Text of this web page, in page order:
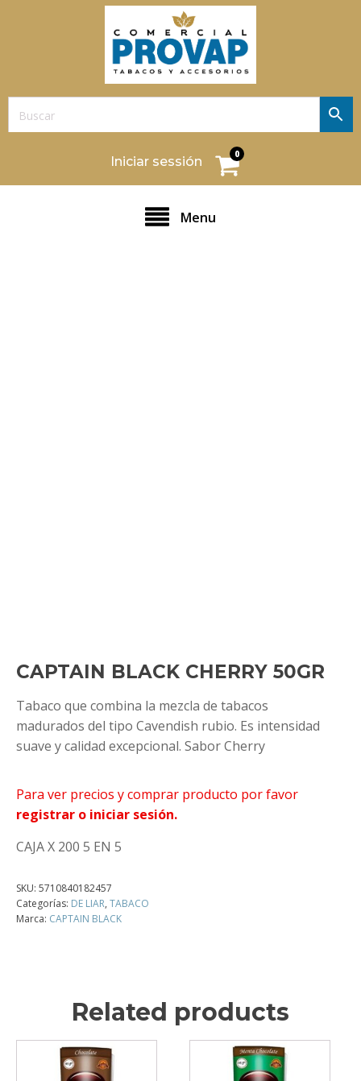
Iniciar sessión 0
Menu
CAPTAIN BLACK CHERRY 50GR
Tabaco que combina la mezcla de tabacos
madurados del tipo Cavendish rubio. Es intensidad
suave y calidad excepcional. Sabor Cherry
Para ver precios y comprar producto por favor
registrar o iniciar sesión.
CAJA X 200 5 EN 5
SKU: 5710840182457
Categorías: DE LIAR, TABACO
Marca: CAPTAIN BLACK
Related products